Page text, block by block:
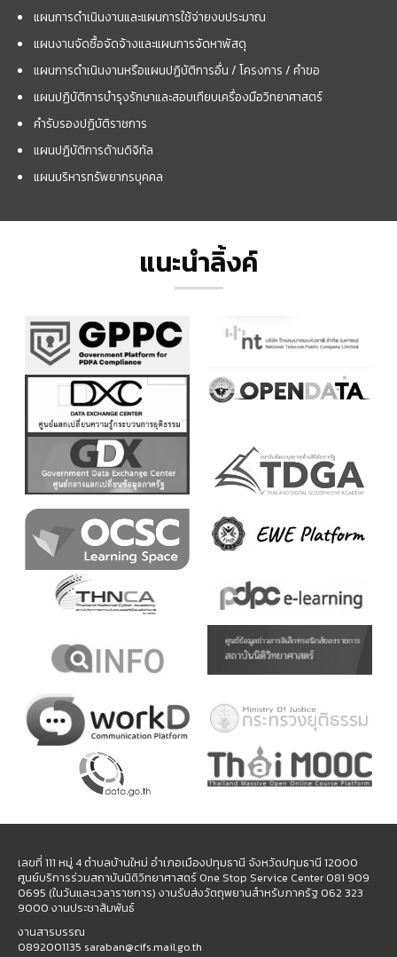
แผนการดำเนินงานและแผนการใช้จ่ายงบประมาณ
แผนงานจัดซื้อจัดจ้างและแผนการจัดหาพัสดุ
แผนการดำเนินงานหรือแผนปฏิบัติการอื่น / โครงการ / คำขอ
แผนปฏิบัติการบำรุงรักษาและสอบเทียบเครื่องมือวิทยาศาสตร์
คำรับรองปฏิบัติราชการ
แผนปฏิบัติการด้านดิจิทัล
แผนบริหารทรัพยากรบุคคล
แนะนำลิ้งค์
เลขที่ 111 หมู่ 4 ตำบลบ้านใหม่ อำเภอเมืองปทุมธานี จังหวัดปทุมธานี 12000
ศูนย์บริการร่วมสถาบันนิติวิทยาศาสตร์ One Stop Service Center 081 909
0695 (ในวันและเวลาราชการ) งานรับส่งวัตถุพยานสำหรับภาครัฐ 062 323
9000 งานประชาสัมพันธ์
งานสารบรรณ
0892001135 saraban@cifs.mail.go.th